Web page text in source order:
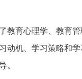
教育心理学、教育
动机、学习策略和
。